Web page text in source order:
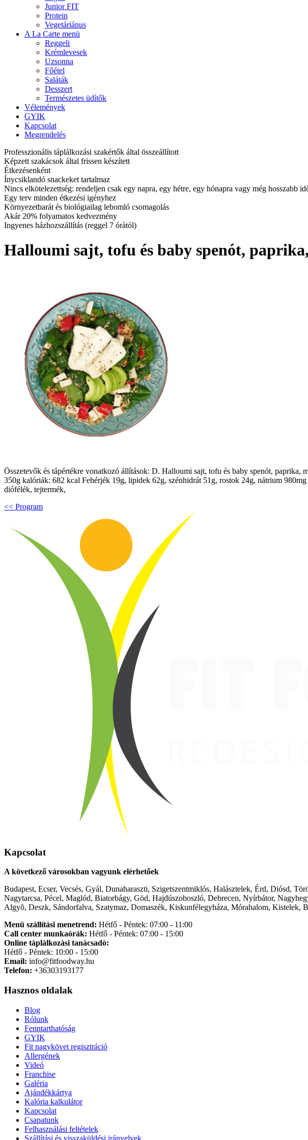
Junior FIT
Protein
Vegetáriánus
A La Carte menü
Reggeli
Krémlevesek
Uzsonna
Főétel
Saláták
Desszert
Természetes üdítők
Vélemények
GYIK
Kapcsolat
Megrendelés
Professzionális táplálkozási szakértők által összeállított
Képzett szakácsok által frissen készített
Étkezésenként
Ínycsiklandó snackeket tartalmaz
Nincs elkötelezettség: rendeljen csak egy napra, egy hétre, egy hónapra vagy még hosszabb
Egy terv minden étkezési igényhez
Környezetbarát és biológiailag lebomló csomagolás
Akár 20% folyamatos kedvezmény
Ingyenes házhozszállítás (reggel 7 óràtól)
Halloumi sajt, tofu és baby spenót,
Összetevők és tápértékre vonatkozó állítások: D. Halloumi sajt, tofu és baby spenót,
350g kalóriák: 682 kcal Fehérjék 19g, lipidek 62g, szénhidrát 51g, rostok 24g, nátrium
diófélék, tejtermék,
<< Program
Kapcsolat
A következő városokban vagyunk elérhetőek
Budapest, Ecser, Vecsés, Gyál, Dunaharaszti, Szigetszentmiklós, Halásztelek, Érd, Diósd,
Nagytarcsa, Pécel, Maglód, Biatorbágy, Göd, Hajdúszoboszló, Debrecen, Nyírbátor,
Algyõ, Deszk, Sándorfalva, Szatymaz, Domaszék, Kiskunfélegyháza, Mórahalom, Kistelek,
Menü szállítási menetrend: Hétfő - Péntek: 07:00 - 11:00
Call center munkaórák: Hétfő - Péntek: 07:00 - 15:00
Online tàplàlkozàsi tanàcsadò:
Hétfő - Péntek: 10:00 - 15:00
Email: info@fitfoodway.hu
Telefon: +36303193177
Hasznos oldalak
Blog
Rólunk
Fenntarthatóság
GYIK
Fit nagykövet regisztráció
Allergének
Videó
Franchise
Galéria
Ajándékkártya
Kalória kalkulátor
Kapcsolat
Csapatunk
Felhasználási feltételek
Szállítási és visszaküldési irányelvek